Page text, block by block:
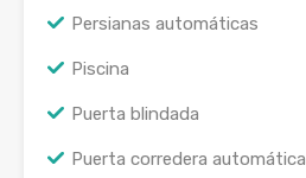
Persianas automáticas
Piscina
Puerta blindada
Puerta corredera automática